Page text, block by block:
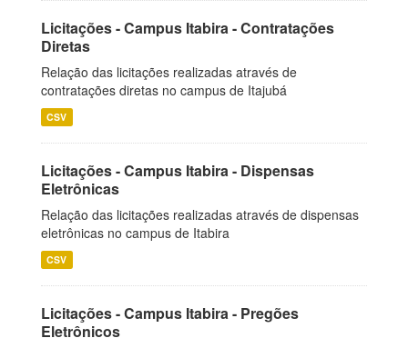
Licitações - Campus Itabira - Contratações
Diretas
Relação das licitações realizadas através de
contratações diretas no campus de Itajubá
CSV
Licitações - Campus Itabira - Dispensas
Eletrônicas
Relação das licitações realizadas através de dispensas
eletrônicas no campus de Itabira
CSV
Licitações - Campus Itabira - Pregões
Eletrônicos